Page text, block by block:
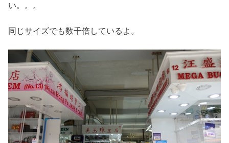
い。。。
同じサイズでも数千倍しているよ。